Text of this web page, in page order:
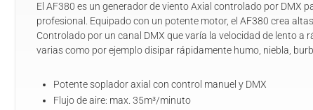
El AF380 es un generador de viento Axial controlado por DMX
profesional. Equipado con un potente motor, el AF380 crea
Controlado por un canal DMX que varía la velocidad de lento a
varias como por ejemplo disipar rápidamente humo, niebla,
Potente soplador axial con control manuel y DMX
Flujo de aire: max. 35m³/minuto